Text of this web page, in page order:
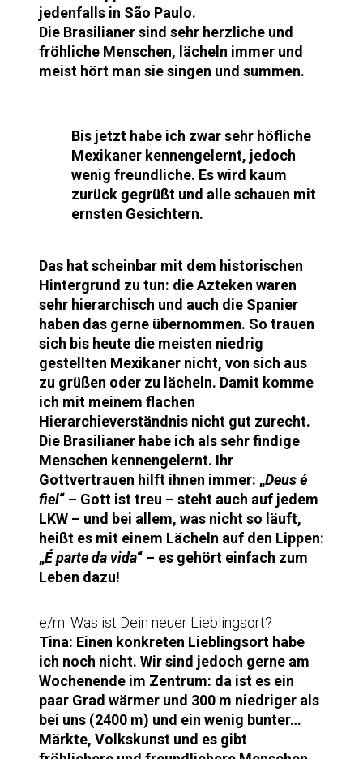
jedenfalls in São Paulo.
Die Brasilianer sind sehr herzliche und
fröhliche Menschen, lächeln immer und
meist hört man sie singen und summen.
Bis jetzt habe ich zwar sehr höfliche
Mexikaner kennengelernt, jedoch
wenig freundliche. Es wird kaum
zurück gegrüßt und alle schauen mit
ernsten Gesichtern.
Das hat scheinbar mit dem historischen
Hintergrund zu tun: die Azteken waren
sehr hierarchisch und auch die Spanier
haben das gerne übernommen. So trauen
sich bis heute die meisten niedrig
gestellten Mexikaner nicht, von sich aus
zu grüßen oder zu lächeln. Damit komme
ich mit meinem flachen
Hierarchieverständnis nicht gut zurecht.
Die Brasilianer habe ich als sehr findige
Menschen kennengelernt. Ihr
Gottvertrauen hilft ihnen immer: „Deus é
fiel“ – Gott ist treu – steht auch auf jedem
LKW – und bei allem, was nicht so läuft,
heißt es mit einem Lächeln auf den Lippen:
„É parte da vida“ – es gehört einfach zum
Leben dazu!
e/m: Was ist Dein neuer Lieblingsort?
Tina: Einen konkreten Lieblingsort habe
ich noch nicht. Wir sind jedoch gerne am
Wochenende im Zentrum: da ist es ein
paar Grad wärmer und 300 m niedriger als
bei uns (2400 m) und ein wenig bunter…
Märkte, Volkskunst und es gibt